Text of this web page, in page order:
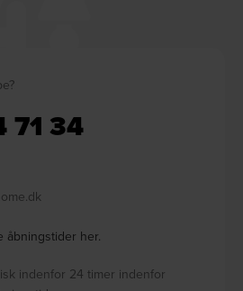
71 34
åbningstider her.
indenfor 24 timer indenfor